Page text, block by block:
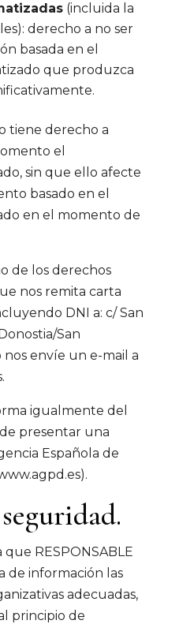
(incluida la
derecho a no ser
basada en el
que produzca
tiene derecho a
el
sin que ello afecte
basado en el
en el momento de
de los derechos
nos remita carta
DNI a: c/ San
San
nos envíe un e-mail a
igualmente del
presentar una
Española de
).
RESPONSABLE
de información las
adecuadas,
principio de